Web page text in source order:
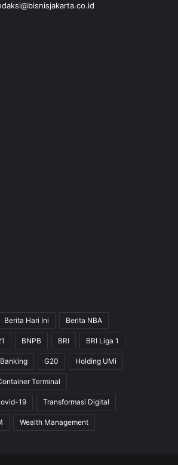
Berita Hari Ini Berita NBA
BNPB BRI BRI Liga 1
G20 Holding UMi
Terminal
19 Transformasi Digital
Wealth Management